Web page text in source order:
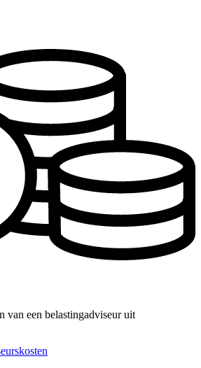
van een belastingadviseur uit